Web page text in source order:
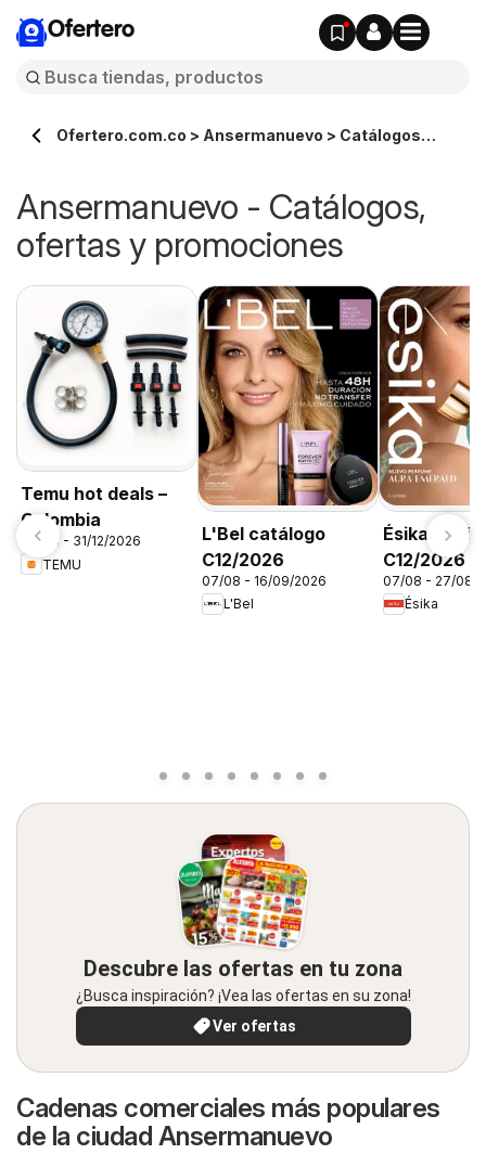
Ofertero
Ofertero.com.co > Ansermanuevo > Catálogos
Ansermanuevo - Catálogos,
ofertas y promociones
Temu hot deals –
Colombia
06/08 - 31/12/2026
TEMU
L'Bel catálogo
C12/2026
07/08 - 16/09/2026
L'Bel
Ésika
C12/2026
07/08 - 27/08/
Ésika
Descubre las ofertas en tu zona
¿Busca inspiración? ¡Vea las ofertas en su zona!
Ver ofertas
Cadenas comerciales más populares
de la ciudad Ansermanuevo